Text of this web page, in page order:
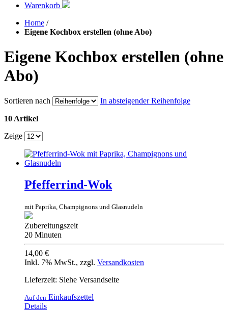
Warenkorb
Home /
Eigene Kochbox erstellen (ohne Abo)
Eigene Kochbox erstellen (ohne
Abo)
Sortieren nach In absteigender Reihenfolge
10 Artikel
Zeige
Pfefferrind-Wok
mit Paprika, Champignons und Glasnudeln
Zubereitungszeit
20 Minuten
14,00 €
Inkl. 7% MwSt., zzgl. Versandkosten
Lieferzeit: Siehe Versandseite
Auf den Einkaufszettel
Details